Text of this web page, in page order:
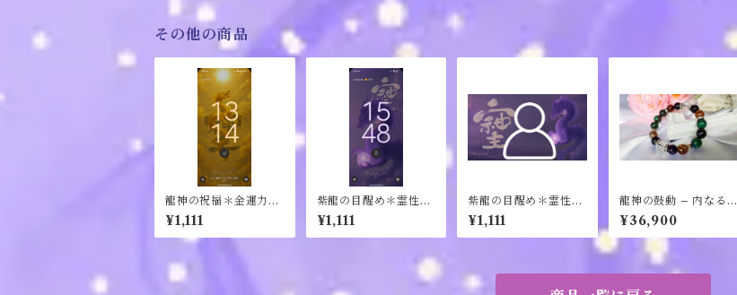
その他の商品
龍神の祝福＊金運力ア
ップ待ち受け
¥1,111
紫龍の目醒め＊霊性力
アップ待ち受け
¥1,111
紫龍の目醒め＊霊性力
アップZOOMスマ
ホ・PC背景セット※
PCデスクトップにも
¥1,111
龍神の鼓動 – 内なる力
を呼び覚ます祈りのブ
レスレット【ドラゴン
アゲートの氣活力】
¥36,900